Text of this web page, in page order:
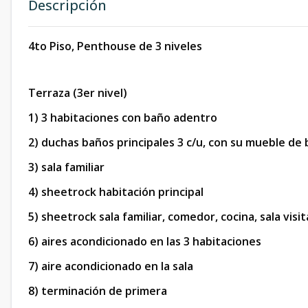
Descripción
4to Piso, Penthouse de 3 niveles
Terraza (3er nivel)
1) 3 habitaciones con baño adentro
2) duchas baños principales 3 c/u, con su mueble de
3) sala familiar
4) sheetrock habitación principal
5) sheetrock sala familiar, comedor, cocina, sala
6) aires acondicionado en las 3 habitaciones
7) aire acondicionado en la sala
8) terminación de primera